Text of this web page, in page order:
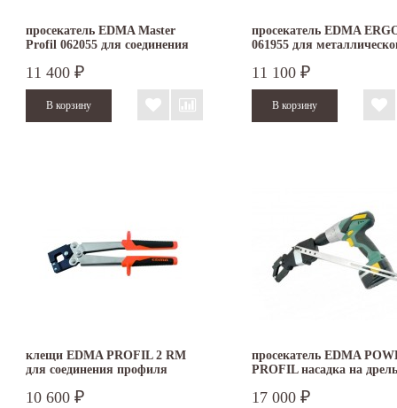
просекатель EDMA Master
Profil 062055 для соединения
11 400 ₽
просекатель EDMA
061955 для
11 100 ₽
клещи EDMA PROFIL 2 RM
для соединения профиля
10 600 ₽
просекатель EDMA
PROFIL насадка на
17 000 ₽